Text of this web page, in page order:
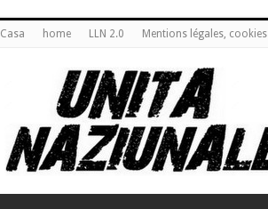
Casa home LLN 2.0 Mentions légales, cookies